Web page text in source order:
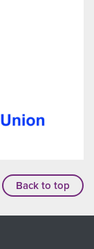
Back to top